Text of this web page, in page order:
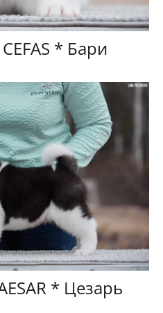
* Бари
* Цезарь